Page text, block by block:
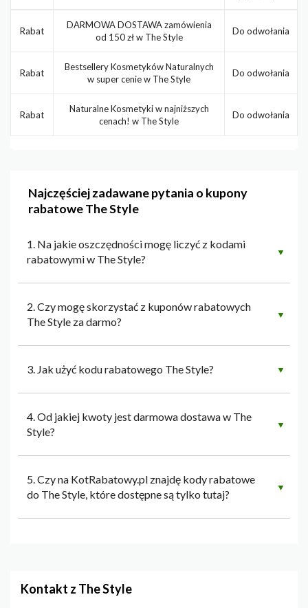
Rabat
DARMOWA DOSTAWA zamówienia
od 150 zł w The Style
Do odwołania
Rabat
Bestsellery Kosmetyków Naturalnych
w super cenie w The Style
Do odwołania
Rabat
Naturalne Kosmetyki w najniższych
cenach! w The Style
Do odwołania
Najczęściej zadawane pytania o kupony
rabatowe The Style
1. Na jakie oszczędności mogę liczyć z kodami
rabatowymi w The Style?
▼
2. Czy mogę skorzystać z kuponów rabatowych
The Style za darmo?
▼
3. Jak użyć kodu rabatowego The Style? ▼
4. Od jakiej kwoty jest darmowa dostawa w The
Style?
▼
5. Czy na KotRabatowy.pl znajdę kody rabatowe
do The Style, które dostępne są tylko tutaj?
▼
Kontakt z The Style